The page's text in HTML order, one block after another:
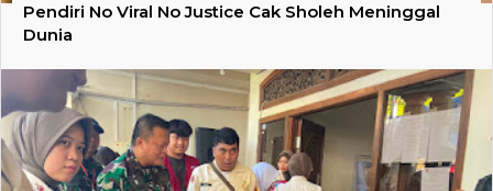
Pendiri No Viral No Justice Cak Sholeh Meninggal
Dunia